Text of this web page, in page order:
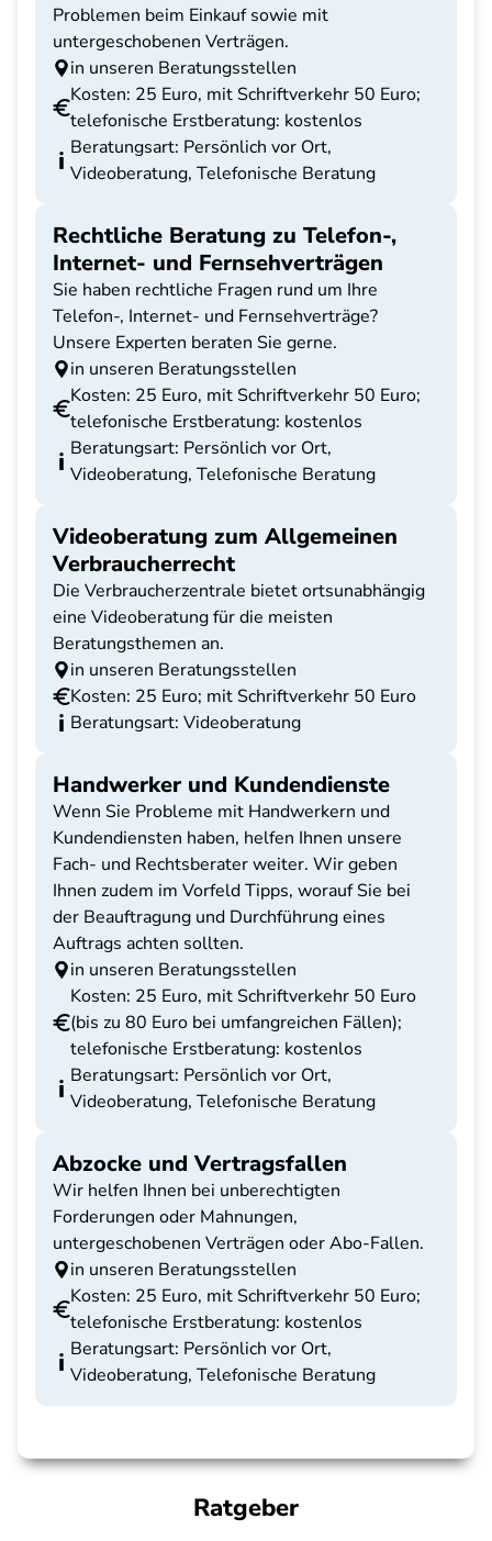
Problemen beim Einkauf sowie mit
untergeschobenen Verträgen.
in unseren Beratungsstellen
Kosten: 25 Euro, mit Schriftverkehr 50 Euro;
telefonische Erstberatung: kostenlos
Beratungsart: Persönlich vor Ort,
Videoberatung, Telefonische Beratung
Rechtliche Beratung zu Telefon-,
Internet- und Fernsehverträgen
Sie haben rechtliche Fragen rund um Ihre
Telefon-, Internet- und Fernsehverträge?
Unsere Experten beraten Sie gerne.
in unseren Beratungsstellen
Kosten: 25 Euro, mit Schriftverkehr 50 Euro;
telefonische Erstberatung: kostenlos
Beratungsart: Persönlich vor Ort,
Videoberatung, Telefonische Beratung
Videoberatung zum Allgemeinen
Verbraucherrecht
Die Verbraucherzentrale bietet ortsunabhängig
eine Videoberatung für die meisten
Beratungsthemen an.
in unseren Beratungsstellen
Kosten: 25 Euro; mit Schriftverkehr 50 Euro
Beratungsart: Videoberatung
Handwerker und Kundendienste
Wenn Sie Probleme mit Handwerkern und
Kundendiensten haben, helfen Ihnen unsere
Fach- und Rechtsberater weiter. Wir geben
Ihnen zudem im Vorfeld Tipps, worauf Sie bei
der Beauftragung und Durchführung eines
Auftrags achten sollten.
in unseren Beratungsstellen
Kosten: 25 Euro, mit Schriftverkehr 50 Euro
(bis zu 80 Euro bei umfangreichen Fällen);
telefonische Erstberatung: kostenlos
Beratungsart: Persönlich vor Ort,
Videoberatung, Telefonische Beratung
Abzocke und Vertragsfallen
Wir helfen Ihnen bei unberechtigten
Forderungen oder Mahnungen,
untergeschobenen Verträgen oder Abo-Fallen.
in unseren Beratungsstellen
Kosten: 25 Euro, mit Schriftverkehr 50 Euro;
telefonische Erstberatung: kostenlos
Beratungsart: Persönlich vor Ort,
Videoberatung, Telefonische Beratung
Ratgeber